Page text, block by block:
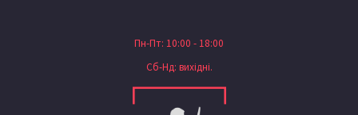
Пн-Пт: 10:00 - 18:00
Сб-Нд: вихідні.